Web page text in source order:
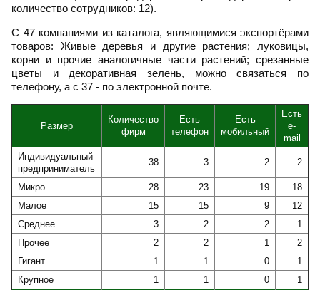
количество сотрудников: 12).
С 47 компаниями из каталога, являющимися экспортёрами
товаров: Живые деревья и другие растения; луковицы,
корни и прочие аналогичные части растений; срезанные
цветы и декоративная зелень, можно связаться по
телефону, а с 37 - по электронной почте.
Размер
Количество
фирм
Есть
телефон
Есть
мобильный
Есть
e-
mail
Индивидуальный
предприниматель
38 3 2 2
Микро 28 23 19
18
Малое
15 15 9
12
Среднее
3 2 2
1
Прочее
2 2 1
2
Гигант
1 1 0
1
Крупное
1 1 0
1